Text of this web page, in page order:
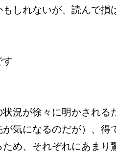
しれないが、読んで損
す
況が徐々に明かされる
気になるのだが）、得
ため、それぞれにあまり